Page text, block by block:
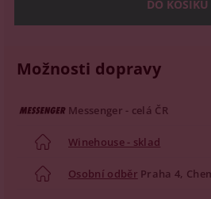
Možnosti dopravy
Messenger - celá ČR
Winehouse - sklad
Osobní odběr Praha 4,